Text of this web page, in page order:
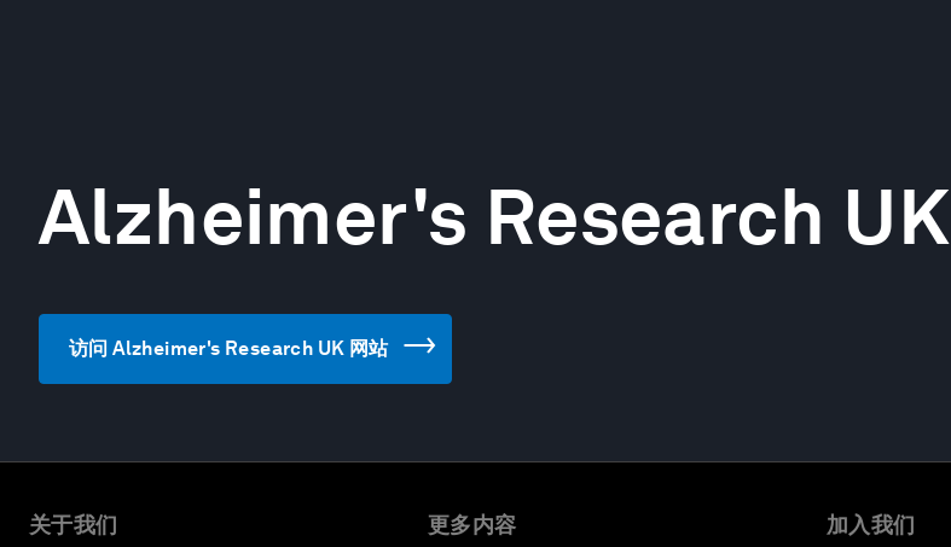
Alzheimer's Research UK
访问 Alzheimer's Research UK 网站
关于我们 更多内容 加入我们